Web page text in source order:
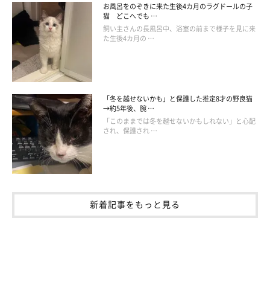
お風呂をのぞきに来た生後4カ月のラグドールの子
猫 どこへでも …
飼い主さんの長風呂中、浴室の前まで様子を見に来
た生後4カ月の …
「冬を越せないかも」と保護した推定8才の野良猫
→約5年後、腕 …
「このままでは冬を越せないかもしれない」と心配
され、保護され …
新着記事をもっと見る